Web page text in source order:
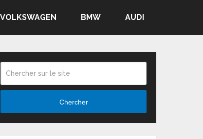
VOLKSWAGEN BMW AUDI
Chercher